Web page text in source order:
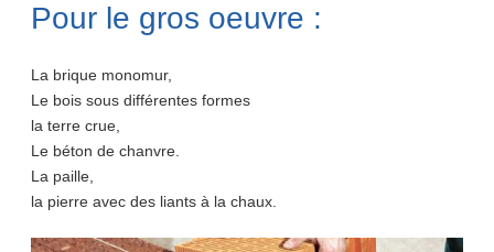
Pour le gros oeuvre :
La brique monomur,
Le bois sous différentes formes
la terre crue,
Le béton de chanvre.
La paille,
la pierre avec des liants à la chaux.